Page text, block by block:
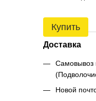
Купить
Доставка
Самовывоз
Новой